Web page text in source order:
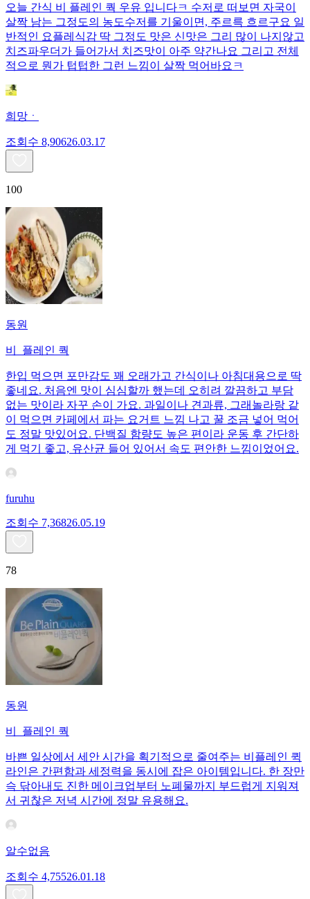
오늘 간식 비 플레인 쿽 우유 입니다ㅋ 수저로 떠보면 자국이
살짝 남는 그정도의 농도수저를 기울이면, 주르륵 흐르구요 일
반적인 요플레식감 딱 그정도 맛은 신맛은 그리 많이 나지않고
치즈파우더가 들어가서 치즈맛이 아주 약간나요 그리고 전체
적으로 뭔가 텁텁한 그런 느낌이 살짝 먹어바요ㅋ
희망ㆍ
조회수 8,90626.03.17
100
동원
비_플레인 쿽
한입 먹으면 포만감도 꽤 오래가고 간식이나 아침대용으로 딱
좋네요. 처음엔 맛이 심심할까 했는데 오히려 깔끔하고 부담
없는 맛이라 자꾸 손이 가요. 과일이나 견과류, 그래놀라랑 같
이 먹으면 카페에서 파는 요거트 느낌 나고 꿀 조금 넣어 먹어
도 정말 맛있어요. 단백질 함량도 높은 편이라 운동 후 간단하
게 먹기 좋고, 유산균 들어 있어서 속도 편안한 느낌이었어요.
furuhu
조회수 7,36826.05.19
78
동원
비_플레인 쿽
바쁜 일상에서 세안 시간을 획기적으로 줄여주는 비플레인 퀵
라인은 간편함과 세정력을 동시에 잡은 아이템입니다. 한 장만
슥 닦아내도 진한 메이크업부터 노폐물까지 부드럽게 지워져
서 귀찮은 저녁 시간에 정말 유용해요.
알수없음
조회수 4,75526.01.18